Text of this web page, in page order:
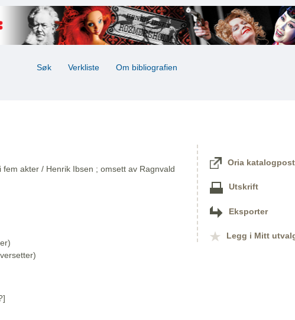
Søk Verkliste Om bibliografien
akter / Henrik Ibsen ; omsett av Ragnvald
Oria katalogpost
Utskrift
Eksporter
Legg i Mitt